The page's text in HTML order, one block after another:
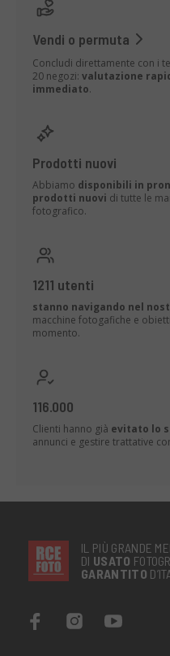
Vendi o permuta
Concludi direttamente con i
20 negozi: valutazione
immediato.
Prodotti nuovi
Abbiamo disponibili in
prodotti nuovi di tutte le
fotografico.
1211 utenti
stanno navigando nel
macchine fotogafiche e
momento.
116.000
Clienti hanno già evitato lo
annunci e gestire trattative
IL PIÙ GRANDE
DI USATO
GARANTITO